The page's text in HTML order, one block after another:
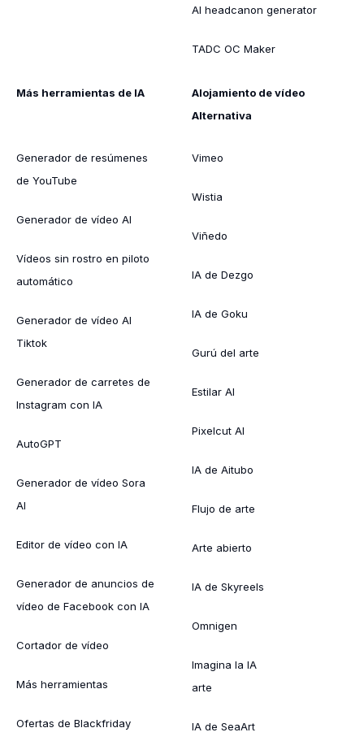
AI headcanon generator
TADC OC Maker
Más herramientas de IA
Generador de resúmenes
de YouTube
Generador de vídeo AI
Vídeos sin rostro en piloto
automático
Generador de vídeo AI
Tiktok
Generador de carretes de
Instagram con IA
AutoGPT
Generador de vídeo Sora
AI
Editor de vídeo con IA
Generador de anuncios de
vídeo de Facebook con IA
Cortador de vídeo
Más herramientas
Ofertas de Blackfriday
Alojamiento de vídeo
Alternativa
Vimeo
Wistia
Viñedo
IA de Dezgo
IA de Goku
Gurú del arte
Estilar AI
Pixelcut AI
IA de Aitubo
Flujo de arte
Arte abierto
IA de Skyreels
Omnigen
Imagina la IA
arte
IA de SeaArt